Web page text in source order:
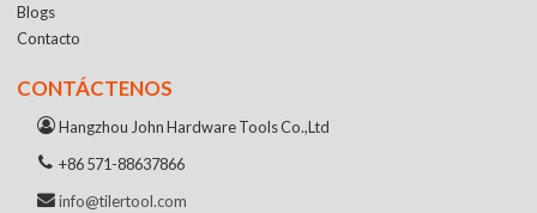
Blogs
Contacto
CONTÁCTENOS
Hangzhou John Hardware Tools Co.,Ltd
+86 571-88637866
info@tilertool.com